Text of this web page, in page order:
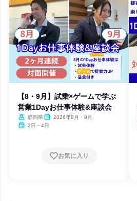
【8・9月】試乗×ゲームで学ぶ
営業1Dayお仕事体験&座談会
静岡県
2026年8月・9月
2日～4日
お気に入り